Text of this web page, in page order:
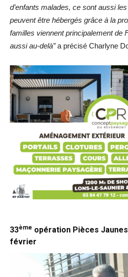
d’enfants malades, ce sont aussi
peuvent être hébergés grâce à la
familles viennent principalement de
aussi au-delà”a précisé Charlyne
33ème opération Pièces Jaunes
février